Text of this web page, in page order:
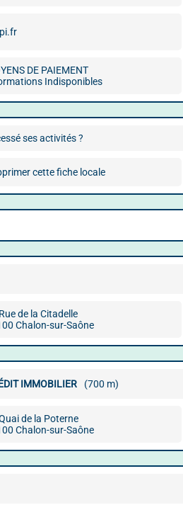
DE PAIEMENT
Indisponibles
ses activités ?
cette fiche locale
de la Citadelle
Chalon-sur-Saône
IMMOBILIER (700 m)
de la Poterne
Chalon-sur-Saône